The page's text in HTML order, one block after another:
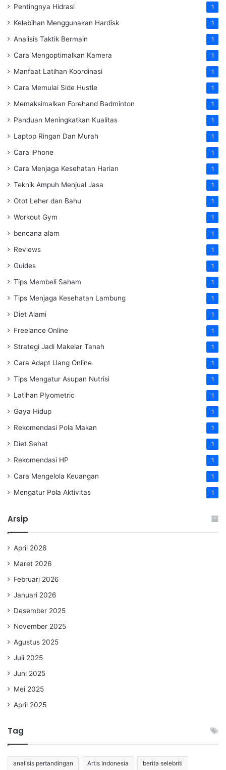
Pentingnya Hidrasi 1
Kelebihan Menggunakan Hardisk 1
Analisis Taktik Bermain 1
Cara Mengoptimalkan Kamera 1
Manfaat Latihan Koordinasi 1
Cara Memulai Side Hustle 1
Memaksimalkan Forehand Badminton 1
Panduan Meningkatkan Kualitas 1
Laptop Ringan Dan Murah 1
Cara iPhone 1
Cara Menjaga Kesehatan Harian 1
Teknik Ampuh Menjual Jasa 1
Otot Leher dan Bahu 1
Workout Gym 1
bencana alam 1
Reviews 1
Guides 1
Tips Membeli Saham 1
Tips Menjaga Kesehatan Lambung 1
Diet Alami 1
Freelance Online 1
Strategi Jadi Makelar Tanah 1
Cara Adapt Uang Online 1
Tips Mengatur Asupan Nutrisi 1
Latihan Plyometric 1
Gaya Hidup 1
Rekomendasi Pola Makan 1
Diet Sehat 1
Rekomendasi HP 1
Cara Mengelola Keuangan 1
Mengatur Pola Aktivitas 1
Arsip
April 2026
Maret 2026
Februari 2026
Januari 2026
Desember 2025
November 2025
Agustus 2025
Juli 2025
Juni 2025
Mei 2025
April 2025
Tag
analisis pertandingan Artis Indonesia berita selebriti